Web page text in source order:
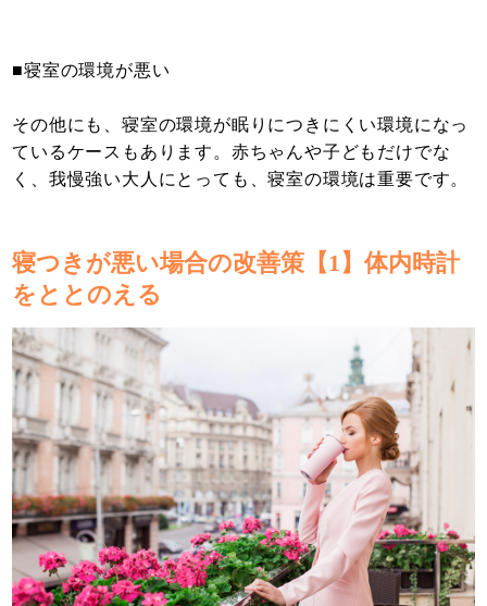
■寝室の環境が悪い
その他にも、寝室の環境が眠りにつきにくい環境になっ
ているケースもあります。赤ちゃんや子どもだけでな
く、我慢強い大人にとっても、寝室の環境は重要です。
寝つきが悪い場合の改善策【1】体内時計
をととのえる